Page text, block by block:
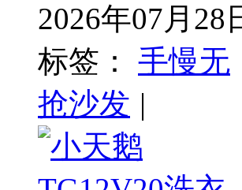
2026年07月28
标签：
手慢无
抢沙发 |